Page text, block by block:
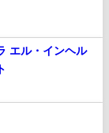
エル・インヘル